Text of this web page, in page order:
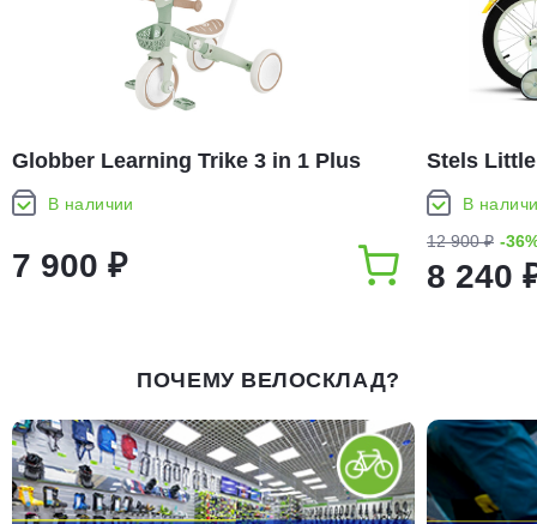
Globber Learning Trike 3 in 1 Plus
Ecologic (2026)
В наличии
7 900 ₽
Stels
В
12 900 ₽ -
8 240
ПОЧЕМУ ВЕЛОСКЛАД?